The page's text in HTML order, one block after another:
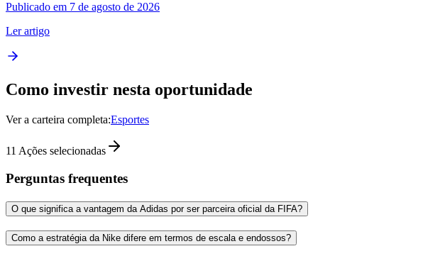
Publicado em 7 de agosto de 2026
Ler artigo
Como investir nesta oportunidade
Ver a carteira completa:Esportes
11 Ações selecionadas
Perguntas frequentes
O que significa a vantagem da Adidas por ser parceira oficial da FIFA?
Como a estratégia da Nike difere em termos de escala e endossos?